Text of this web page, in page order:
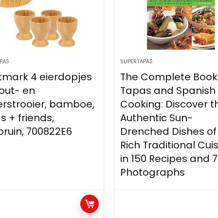
Book of
and Spanish
Discover the
Sun-
Dishes of a
SUPERTAPAS
Tapas: A Taste of
in America: A